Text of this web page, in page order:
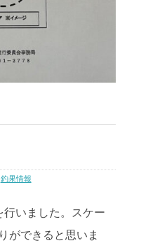
釣果情報
いました。スケー
ができると思いま